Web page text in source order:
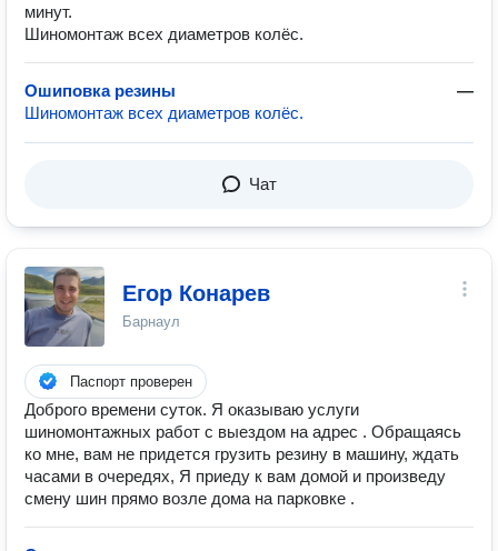
минут.
Шиномонтаж всех диаметров колёс.
Ошиповка резины
—
Шиномонтаж всех диаметров колёс.
Чат
Егор Конарев
Барнаул
Паспорт проверен
Доброго времени суток. Я оказываю услуги
шиномонтажных работ с выездом на адрес . Обращаясь
ко мне, вам не придется грузить резину в машину, ждать
часами в очередях, Я приеду к вам домой и произведу
смену шин прямо возле дома на парковке .